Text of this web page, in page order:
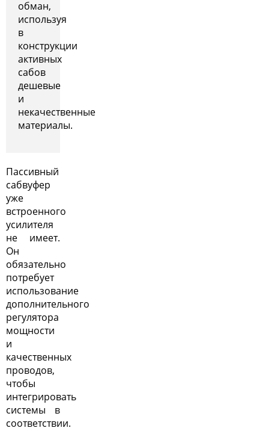
обман,
используя
в
конструкции
активных
сабов
дешевые
и
некачественные
материалы.
Пассивный
сабвуфер
уже
встроенного
усилителя
не имеет.
Он
обязательно
потребует
использование
дополнительного
регулятора
мощности
и
качественных
проводов,
чтобы
интегрировать
системы в
соответствии.